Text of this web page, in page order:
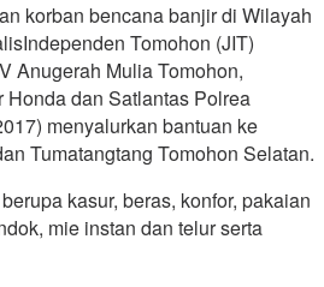
korban bencana banjir di Wilayah
Tomohon (JIT)
Anugerah Mulia Tomohon,
Honda dan Satlantas Polrea
menyalurkan bantuan ke
Tumatangtang Tomohon Selatan.
kasur, beras, konfor, pakaian
mie instan dan telur serta